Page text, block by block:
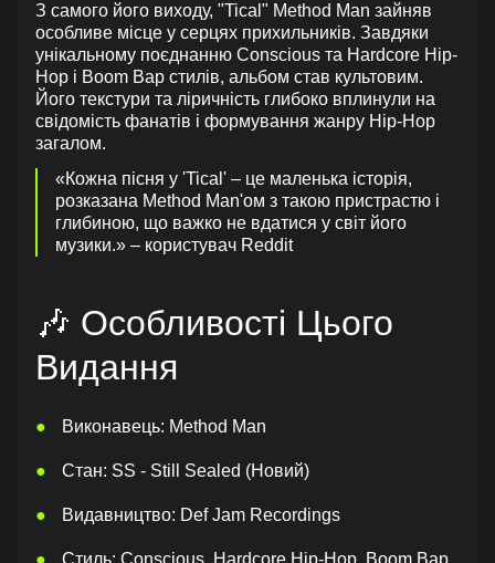
З самого його виходу, "Tical" Method Man зайняв
особливе місце у серцях прихильників. Завдяки
унікальному поєднанню Conscious та Hardcore Hip-
Hop і Boom Bap стилів, альбом став культовим.
Його текстури та ліричність глибоко вплинули на
свідомість фанатів і формування жанру Hip-Hop
загалом.
«Кожна пісня у 'Tical' – це маленька історія,
розказана Method Man'ом з такою пристрастю і
глибиною, що важко не вдатися у світ його
музики.» – користувач Reddit
🎶 Особливості Цього
Видання
Виконавець: Method Man
Стан: SS - Still Sealed (Новий)
Видавництво: Def Jam Recordings
Стиль: Conscious, Hardcore Hip-Hop, Boom Bap